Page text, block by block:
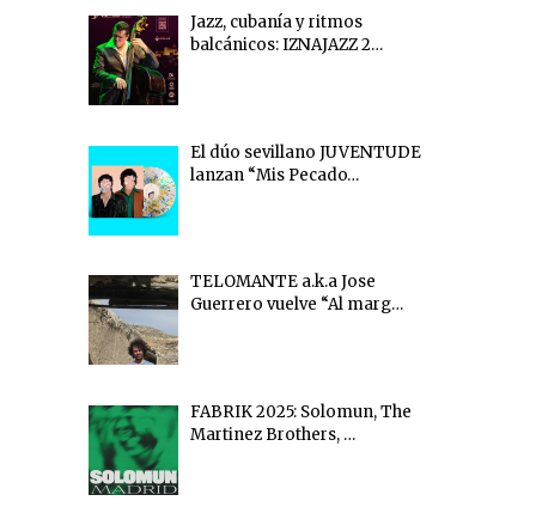
Jazz, cubanía y ritmos
balcánicos: IZNAJAZZ 2…
El dúo sevillano JUVENTUDE
lanzan “Mis Pecado…
TELOMANTE a.k.a Jose
Guerrero vuelve “Al marg…
FABRIK 2025: Solomun, The
Martinez Brothers, …